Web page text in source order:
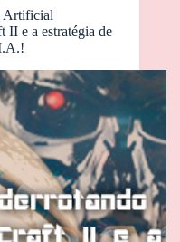
Artificial
II e a estratégia de